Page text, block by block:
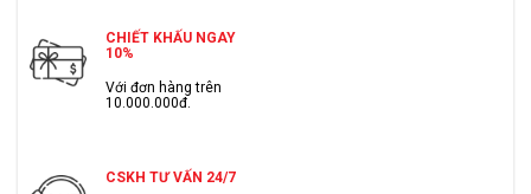
CHIẾT KHẤU NGAY
10%
Với đơn hàng trên
10.000.000đ.
CSKH TƯ VẤN 24/7